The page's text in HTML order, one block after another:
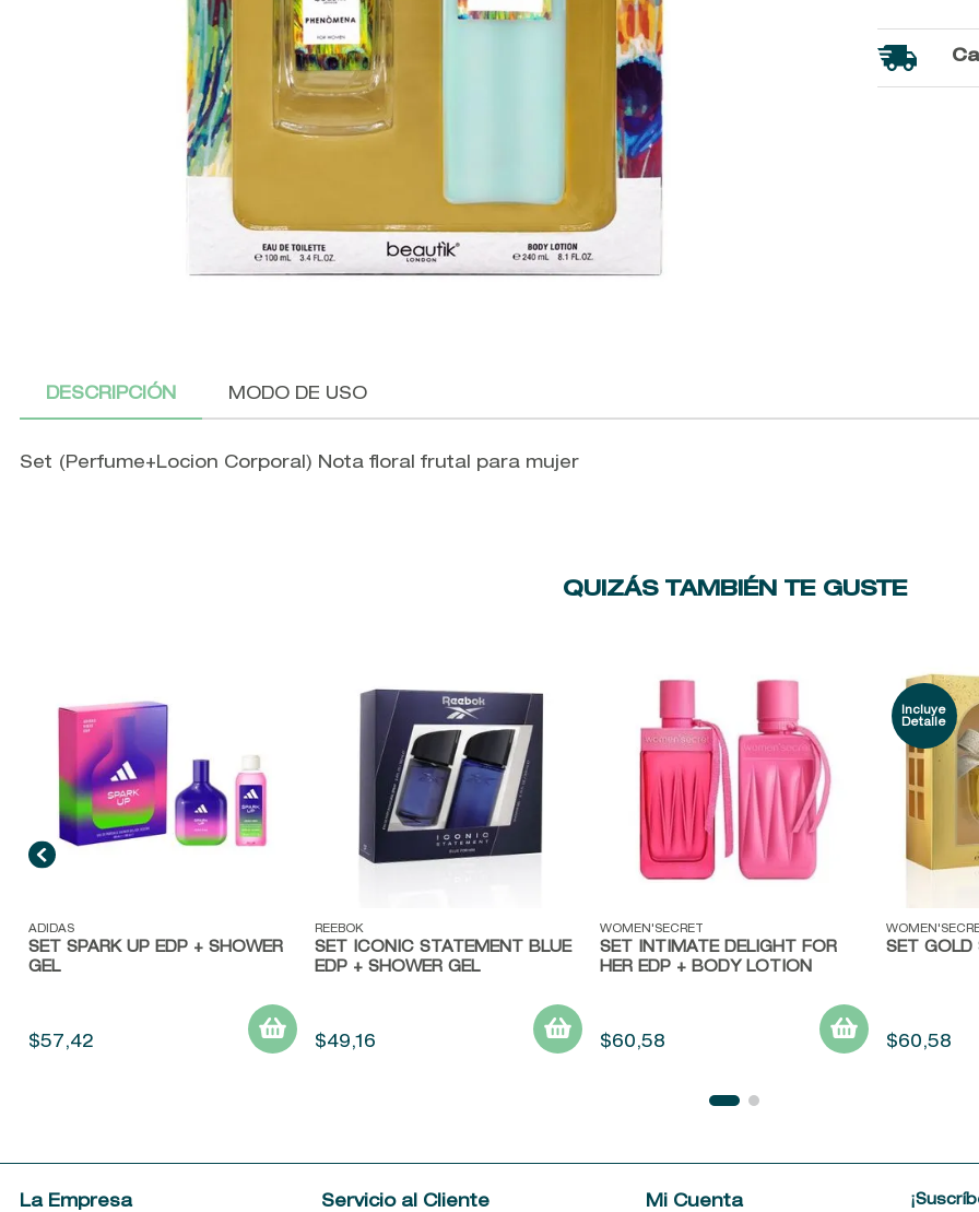
DESCRIPCIÓN MODO DE USO
Set (Perfume+Locion Corporal) Nota floral frutal para mujer
QUIZÁS TAMBIÉN TE GUSTE
Vista rápida
ADIDAS
SET SPARK UP EDP + SHOWER
GEL
$57,42
Vista rápida
REEBOK
SET ICONIC STATEMENT BLUE
EDP + SHOWER GEL
$49,16
Vista rápida
WOMEN'SECRET
SET INTIMATE DELIGHT FOR
HER EDP + BODY LOTION
$60,58
Vista
SET GOLD
$60,58
La Empresa Servicio al Cliente Mi Cuenta